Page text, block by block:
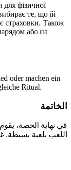
для фізичної
те, що їй
страховки. Також
або на
oder machen ein
Ritual.
الخاتمة
في نهاية الحصة،
اللعب بلعبة